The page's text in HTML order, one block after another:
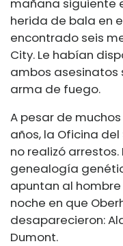
mañana siguiente
herida de bala en
encontrado seis
City. Le habían
ambos asesinatos
arma de fuego.
A pesar de
años, la Oficina
no realizó
genealogía
apuntan al
noche en que
desaparecieron:
Dumont.